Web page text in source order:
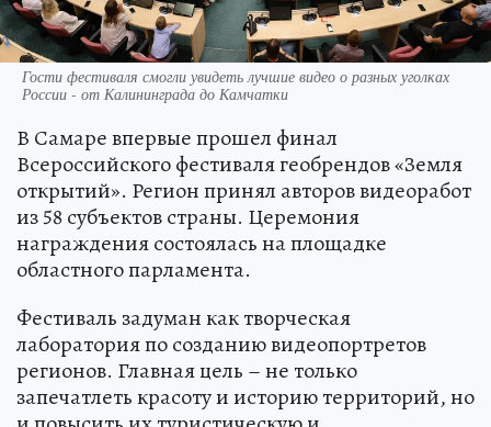
Гости фестиваля смогли увидеть лучшие видео о разных уголках
России - от Калининграда до Камчатки
В Самаре впервые прошел финал
Всероссийского фестиваля геобрендов «Земля
открытий». Регион принял авторов видеоработ
из 58 субъектов страны. Церемония
награждения состоялась на площадке
областного парламента.
Фестиваль задуман как творческая
лаборатория по созданию видеопортретов
регионов. Главная цель – не только
запечатлеть красоту и историю территорий, но